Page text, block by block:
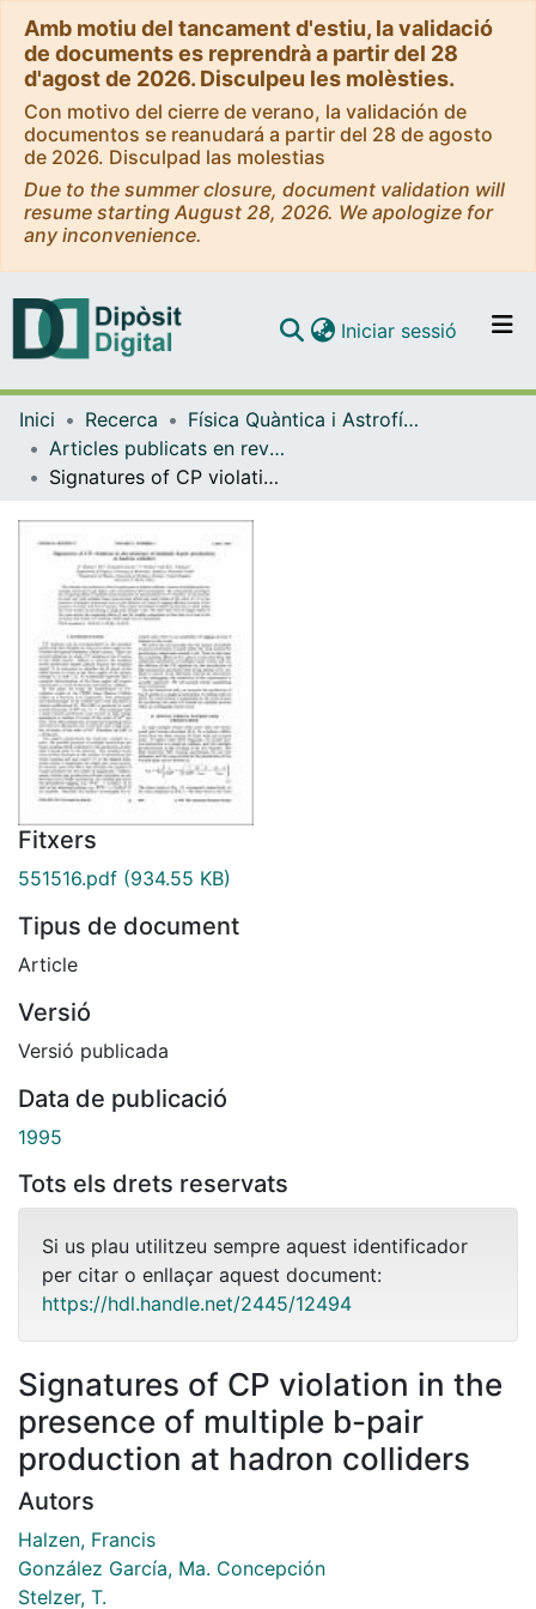
Amb motiu del tancament d'estiu, la validació
de documents es reprendrà a partir del 28
d'agost de 2026. Disculpeu les molèsties.
Con motivo del cierre de verano, la validación de
documentos se reanudará a partir del 28 de agosto
de 2026. Disculpad las molestias
Due to the summer closure, document validation will
resume starting August 28, 2026. We apologize for
any inconvenience.
Navega per tot el DD
Com publicar
Contacte
Iniciar sessió (current)
Inici Recerca
Física Quàntica i Astrofísica
Articles publicats en revistes (Física Quàntica i Astrofísica)
Signatures of CP violation in the presence of multiple b-pair production at hadron colliders
Fitxers
551516.pdf (934.55 KB)
Tipus de document
Article
Versió
Versió publicada
Data de publicació
1995
Tots els drets reservats
Si us plau utilitzeu sempre aquest identificador
per citar o enllaçar aquest document:
https://hdl.handle.net/2445/12494
Signatures of CP violation in the
presence of multiple b-pair
production at hadron colliders
Autors
Halzen, Francis
González García, Ma. Concepción
Stelzer, T.